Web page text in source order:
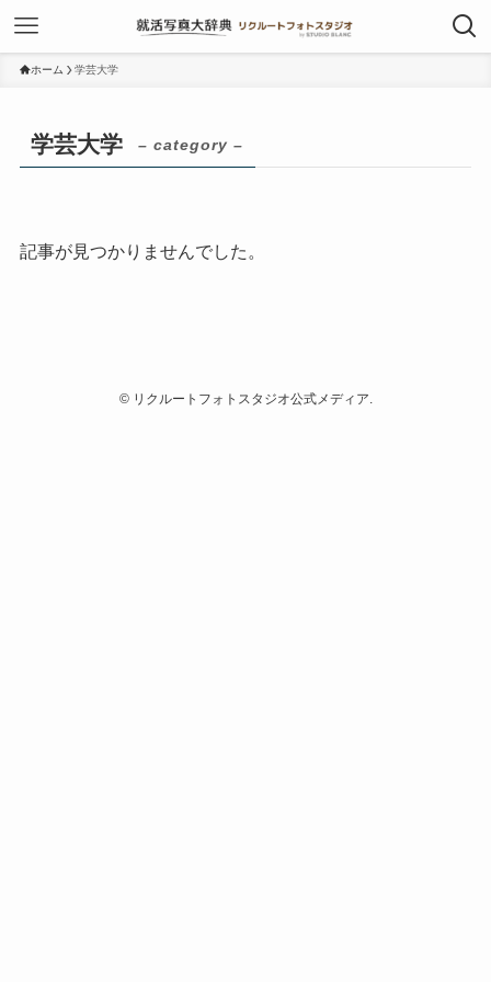
ホーム 学芸大学
学芸大学 – category –
記事が見つかりませんでした。
©リクルートフォトスタジオ公式メディア.